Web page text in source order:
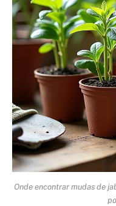
Onde encontrar mudas de